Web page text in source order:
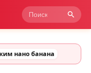
нано банана